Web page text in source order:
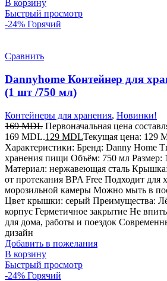
В корзину
Быстрый просмотр
-24% Горячий
Сравнить
Dannyhome Контейнер для
(1 шт /750 мл)
Контейнеры для хранения, Новинки!
169MDL Первоначальная цена
169 MDL.129 MDLТекущая цена: 129
Характеристики: Бренд: Danny Home
хранения пищи Объём: 750 мл Размер:
Материал: нержавеющая сталь
от протекания BPA Free Подходит для
морозильной камеры Можно мыть в
Цвет крышки: серый Преимущества:
корпус Герметичное закрытие Не
для дома, работы и поездок
дизайн
Добавить в пожелания
В корзину
Быстрый просмотр
-24% Горячий